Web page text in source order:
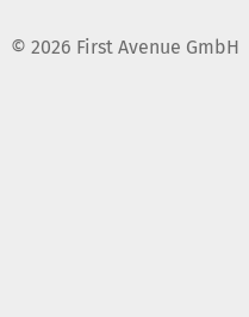
© 2026 First Avenue GmbH